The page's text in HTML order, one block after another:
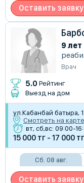
Оставить заявку
9
Врач
5.0 Рейтинг
Выезд на дом
​ул.Кабанбай батыра,
Смотреть на карте
вт, сб,вс: 09:00-
15 000 тг - 17 000 тг
Сб. 08 авг.
Оставить заявку